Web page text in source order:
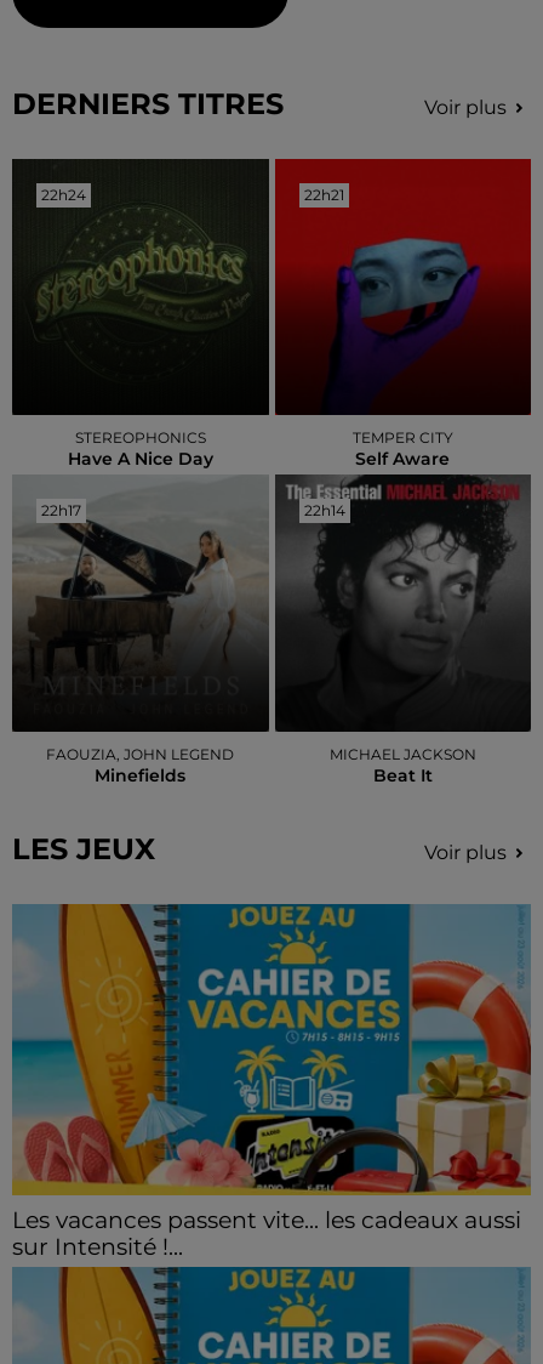
DERNIERS TITRES Voir plus
22h24
22h24
STEREOPHONICS
Have A Nice Day
22h21
22h21
TEMPER CITY
Self Aware
22h17
22h17
FAOUZIA, JOHN LEGEND
Minefields
22h14
22h14
MICHAEL JACKSON
Beat It
LES JEUX Voir plus
Les vacances passent vite... les cadeaux aussi
sur Intensité !...